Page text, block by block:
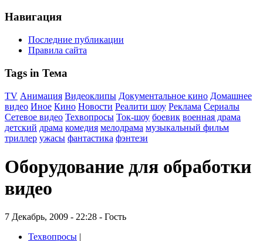
Навигация
Последние публикации
Правила сайта
Tags in Тема
TV Анимация Видеоклипы Документальное кино Домашнее
видео Иное Кино Новости Реалити шоу Реклама Сериалы
Сетевое видео Техвопросы Ток-шоу боевик военная драма
детский драма комедия мелодрама музыкальный фильм
триллер ужасы фантастика фэнтези
Оборудование для обработки
видео
7 Декабрь, 2009 - 22:28 - Гость
Техвопросы |